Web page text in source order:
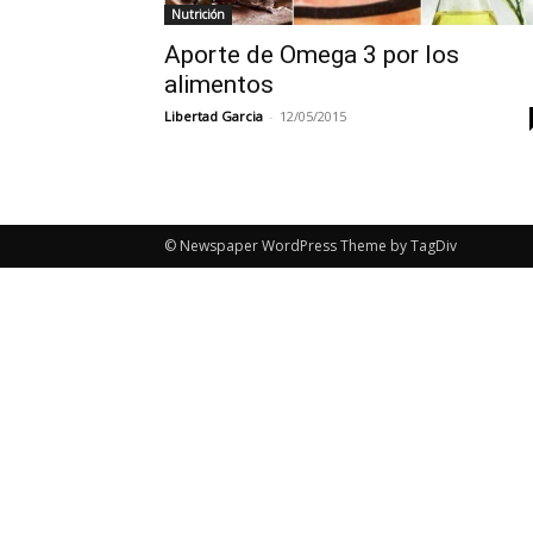
Nutrición
Aporte de Omega 3 por los
alimentos
Libertad Garcia - 12/05/2015
© Newspaper WordPress Theme by TagDiv